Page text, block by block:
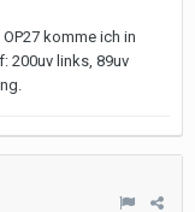
komme ich in
200uv links, 89uv